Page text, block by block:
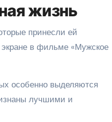
жизнь
принесли ей
в фильме «Мужское
особенно выделяются
лучшими и